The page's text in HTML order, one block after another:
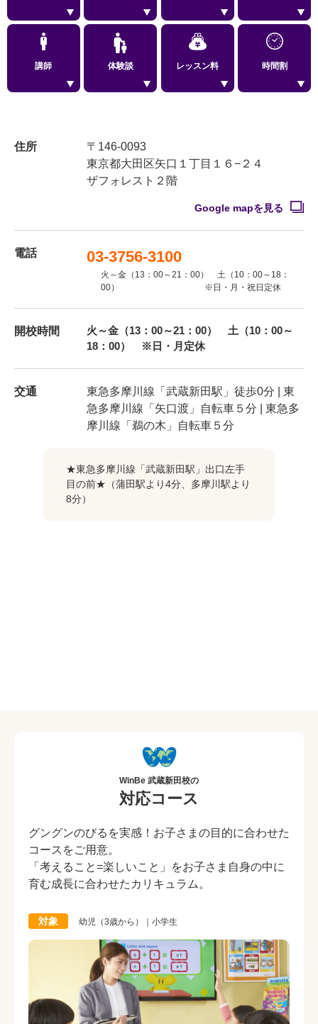
講師 体験談 レッスン料 時間割
住所
〒146-0093
東京都大田区矢口１丁目１６−２４
ザフォレスト２階
Google mapを見る
電話 03-3756-3100
火～金（13：00～21：00） 土（10：00～18：
00） ※日・月・祝日定休
開校時間
火～金（13：00～21：00） 土（10：00～
18：00） ※日・月定休
交通
東急多摩川線「武蔵新田駅」徒歩0分 | 東
急多摩川線「矢口渡」自転車５分 | 東急多
摩川線「鵜の木」自転車５分
★東急多摩川線「武蔵新田駅」出口左手
目の前★（蒲田駅より4分、多摩川駅より
8分）
WinBe 武蔵新田校の
対応コース
グングンのびるを実感！お子さまの目的に合わせた
コースをご用意。
「考えること=楽しいこと」をお子さま自身の中に
育む成長に合わせたカリキュラム。
対象 幼児（3歳から）｜小学生